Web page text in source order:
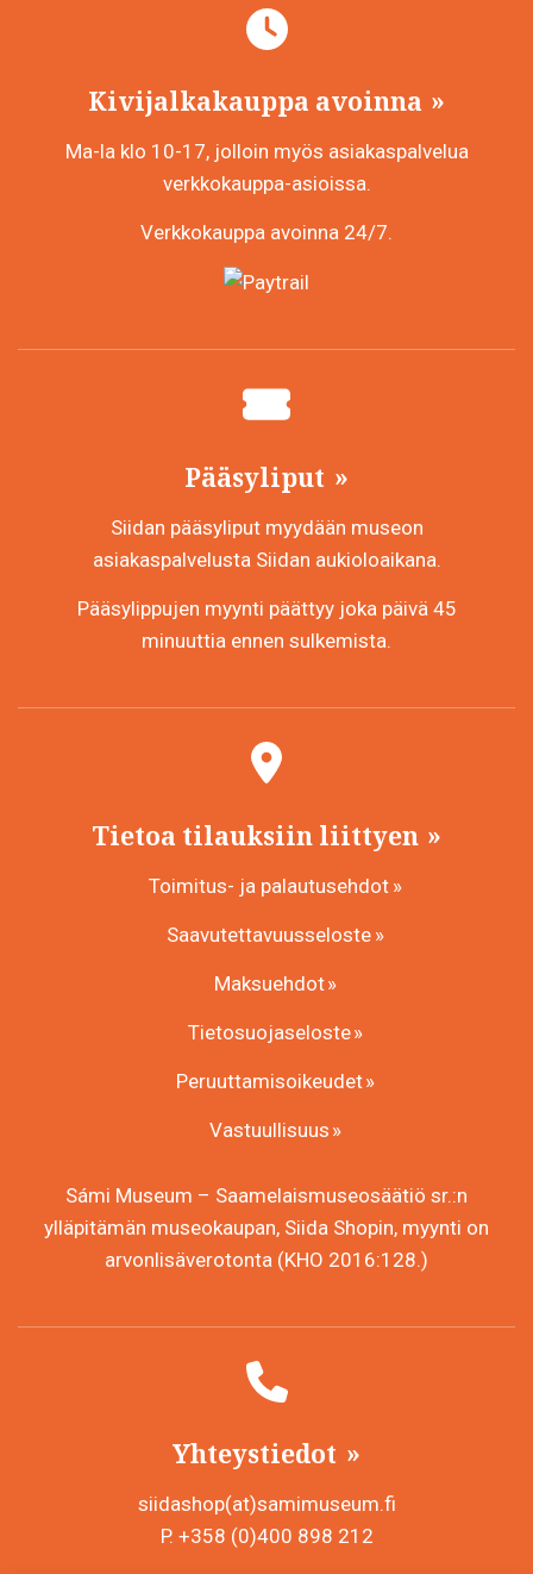
Kivijalkakauppa avoinna
Ma-la klo 10-17, jolloin myös asiakaspalvelua
verkkokauppa-asioissa.
Verkkokauppa avoinna 24/7.
Pääsyliput
Siidan pääsyliput myydään museon
asiakaspalvelusta Siidan aukioloaikana.
Pääsylippujen myynti päättyy joka päivä 45
minuuttia ennen sulkemista.
Tietoa tilauksiin liittyen
Toimitus- ja palautusehdot
Saavutettavuusseloste
Maksuehdot
Tietosuojaseloste
Peruuttamisoikeudet
Vastuullisuus
Sámi Museum – Saamelaismuseosäätiö sr.:n
ylläpitämän museokaupan, Siida Shopin, myynti on
arvonlisäverotonta (KHO 2016:128.)
Yhteystiedot
siidashop(at)samimuseum.fi
P. +358 (0)400 898 212